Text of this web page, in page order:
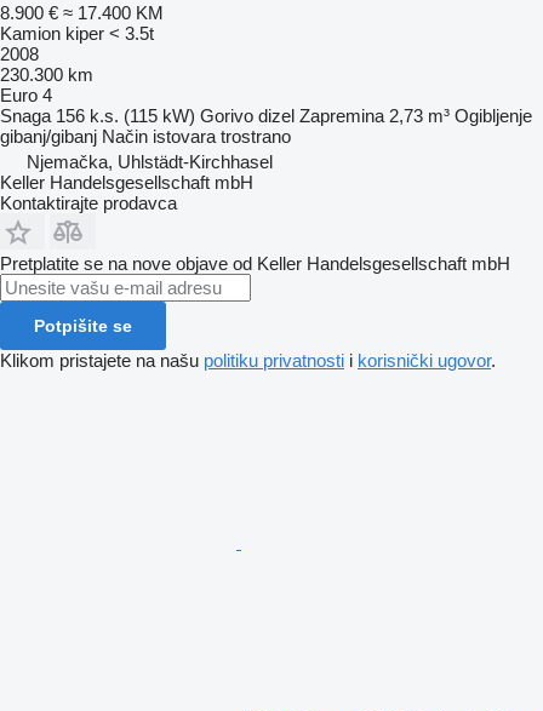
8.900 € ≈ 17.400 KM
Kamion kiper < 3.5t
2008
230.300 km
Euro 4
Snaga 156 k.s. (115 kW) Gorivo dizel Zapremina 2,73 m³ Ogibljenje
gibanj/gibanj Način istovara trostrano
Njemačka, Uhlstädt-Kirchhasel
Keller Handelsgesellschaft mbH
Kontaktirajte prodavca
Pretplatite se na nove objave od Keller Handelsgesellschaft mbH
Potpišite se
Klikom pristajete na našu politiku privatnosti i korisnički ugovor.